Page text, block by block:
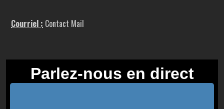
Courriel : Contact Mail